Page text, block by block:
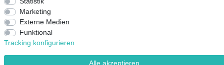
Marketing
Externe Medien
Funktional
Tracking konfigurieren
Alle akzeptieren
Impressum